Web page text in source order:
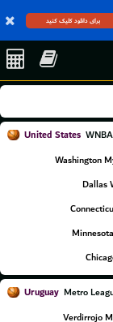
برای دانلود کلیک کنید
United States
Washington
Dallas
Uruguay Metro
Verdirrojo